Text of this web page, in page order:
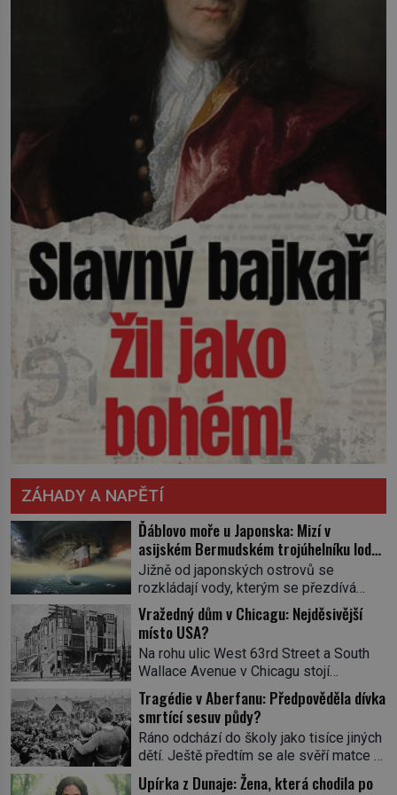
ZÁHADY A NAPĚTÍ
Ďáblovo moře u Japonska: Mizí v
asijském Bermudském trojúhelníku lodě
ve spárech neznámé síly?
Jižně od japonských ostrovů se
rozkládají vody, kterým se přezdívá
Ďáblovo moře. Vypráví se o lodích
mizejících beze stopy, podivných
světlech, zrádných proudech i mořských
dracích, kteří měli tyto končiny střežit už
v dávných legendách. Je tichomořský
Dračí trojúhelník skutečně prokletým
místem, nebo se zde jen nebezpečná
příroda proměnila v jednu z
nejpůsobivějších námořních záhad? […]
Vražedný dům v Chicagu: Nejděsivější
místo USA?
Na rohu ulic West 63rd Street a South
Wallace Avenue v Chicagu stojí
nenápadná pošta. Nemá žádný speciální
nápis ani pamětní desku. A přesto prý
místní zaměstnanci neradi chodí do
sklepa. Právě tady totiž sídlil sériový
vrah H. H. Holmes a také
nejpropracovanější past na lidi
Tragédie v Aberfanu: Předpověděla dívka
smrtící sesuv půdy?
Ráno odchází do školy jako tisíce jiných
dětí. Ještě předtím se ale svěří matce s
podivným snem. Ve škole, kterou dobře
zná, tentokrát nevidí budovu ani
Upírka z Dunaje: Žena, která chodila po